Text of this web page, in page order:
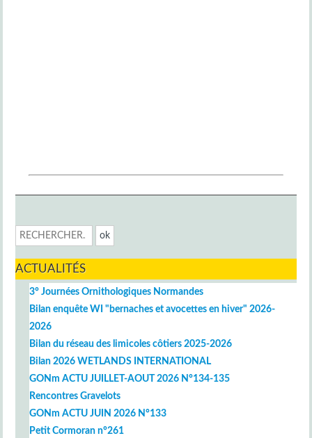
ACTUALITÉS
3° Journées Ornithologiques Normandes
Bilan enquête WI "bernaches et avocettes en hiver" 2026-
2026
Bilan du réseau des limicoles côtiers 2025-2026
Bilan 2026 WETLANDS INTERNATIONAL
GONm ACTU JUILLET-AOUT 2026 N°134-135
Rencontres Gravelots
GONm ACTU JUIN 2026 N°133
Petit Cormoran n°261